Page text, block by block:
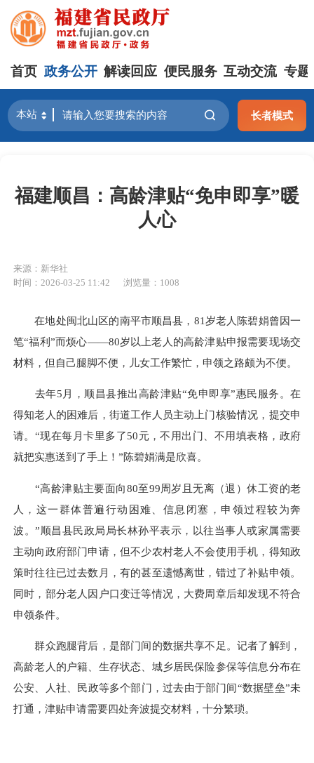
首页 政务公开 解读回应 便民服务 互动交流 专题
长者模式
福建顺昌：高龄津贴“免申即享”暖
人心
来源：新华社
时间：2026-03-25 11:42
浏览量：1008
在地处闽北山区的南平市顺昌县，81岁老人陈碧娟曾因一
笔“福利”而烦心——80岁以上老人的高龄津贴申报需要现场交
材料，但自己腿脚不便，儿女工作繁忙，申领之路颇为不便。
去年5月，顺昌县推出高龄津贴“免申即享”惠民服务。在
得知老人的困难后，街道工作人员主动上门核验情况，提交申
请。“现在每月卡里多了50元，不用出门、不用填表格，政府
就把实惠送到了手上！”陈碧娟满是欣喜。
“高龄津贴主要面向80至99周岁且无离（退）休工资的老
人，这一群体普遍行动困难、信息闭塞，申领过程较为奔
波。”顺昌县民政局局长林孙平表示，以往当事人或家属需要
主动向政府部门申请，但不少农村老人不会使用手机，得知政
策时往往已过去数月，有的甚至遗憾离世，错过了补贴申领。
同时，部分老人因户口变迁等情况，大费周章后却发现不符合
申领条件。
群众跑腿背后，是部门间的数据共享不足。记者了解到，
高龄老人的户籍、生存状态、城乡居民保险参保等信息分布在
公安、人社、民政等多个部门，过去由于部门间“数据壁垒”未
打通，津贴申请需要四处奔波提交材料，十分繁琐。